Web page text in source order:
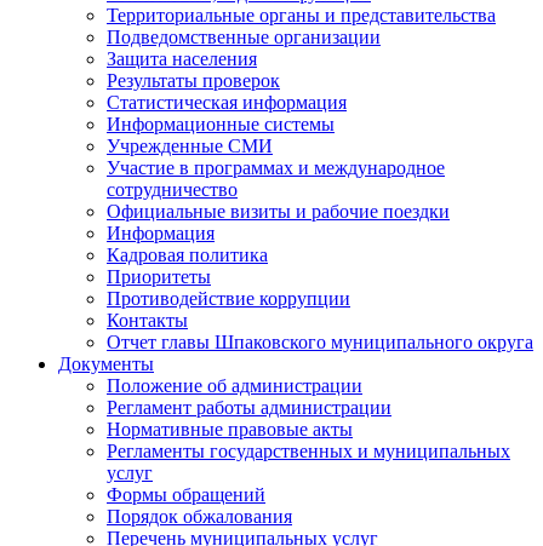
Территориальные органы и представительства
Подведомственные организации
Защита населения
Результаты проверок
Статистическая информация
Информационные системы
Учрежденные СМИ
Участие в программах и международное
сотрудничество
Официальные визиты и рабочие поездки
Информация
Кадровая политика
Приоритеты
Противодействие коррупции
Контакты
Отчет главы Шпаковского муниципального округа
Документы
Положение об администрации
Регламент работы администрации
Нормативные правовые акты
Регламенты государственных и муниципальных
услуг
Формы обращений
Порядок обжалования
Перечень муниципальных услуг